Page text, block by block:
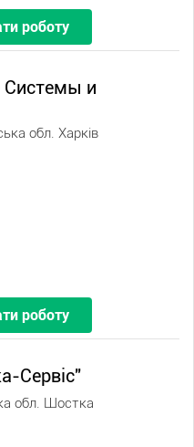
роботу
и
обл. Харків
роботу
Сервіс"
обл. Шостка